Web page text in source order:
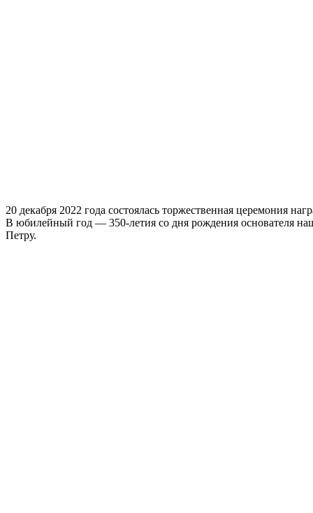
20 декабря 2022 года состоялась торжественная церемония
В юбилейный год — 350-летия со дня рождения основателя
Петру.